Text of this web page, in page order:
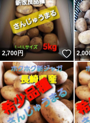
2,700円 いい